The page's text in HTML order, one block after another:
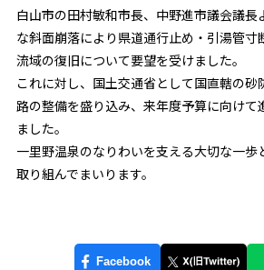
白山市の田村敏和市長、中野進市議会議長
な斜面崩落により県道通行止め・引湯管寸
流域の復旧について要望を受けました。
これに対し、国土交通省として国直轄の
路の整備を盛り込み、来年度予算に向けて
ました。
一里野温泉のなりわいを支える大切な一歩
取り組んでまいります。